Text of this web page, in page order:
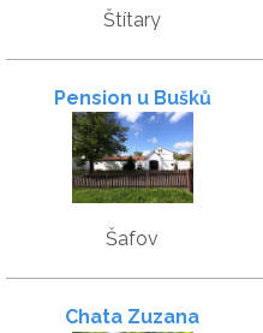
Štítary
Pension u Bušků
Šafov
Chata Zuzana